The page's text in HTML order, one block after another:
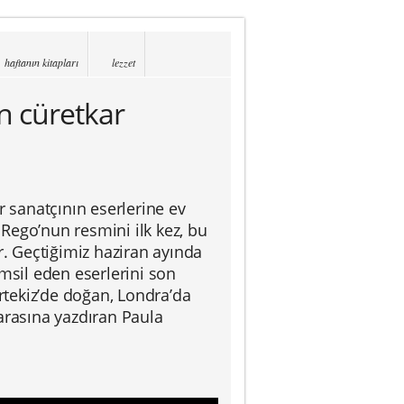
haftanın kitapları lezzet
cüretkar
eserlerine ev
resmini ilk kez, bu
Geçtiğimiz haziran ayında
eden eserlerini son
doğan, Londra’da
yazdıran Paula